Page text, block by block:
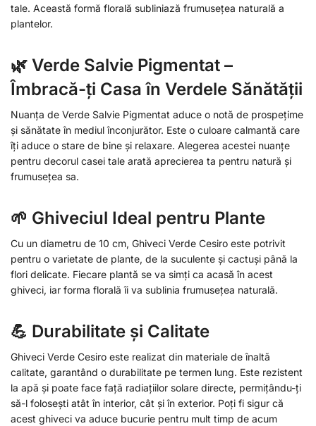
tale. Această formă florală subliniază frumusețea naturală a
plantelor.
🌿 Verde Salvie Pigmentat –
Îmbracă-ți Casa în Verdele Sănătății
Nuanța de Verde Salvie Pigmentat aduce o notă de prospețime
și sănătate în mediul înconjurător. Este o culoare calmantă care
îți aduce o stare de bine și relaxare. Alegerea acestei nuanțe
pentru decorul casei tale arată aprecierea ta pentru natură și
frumusețea sa.
🌱 Ghiveciul Ideal pentru Plante
Cu un diametru de 10 cm, Ghiveci Verde Cesiro este potrivit
pentru o varietate de plante, de la suculente și cactuși până la
flori delicate. Fiecare plantă se va simți ca acasă în acest
ghiveci, iar forma florală îi va sublinia frumusețea naturală.
💪 Durabilitate și Calitate
Ghiveci Verde Cesiro este realizat din materiale de înaltă
calitate, garantând o durabilitate pe termen lung. Este rezistent
la apă și poate face față radiațiilor solare directe, permițându-ți
să-l folosești atât în interior, cât și în exterior. Poți fi sigur că
acest ghiveci va aduce bucurie pentru mult timp de acum